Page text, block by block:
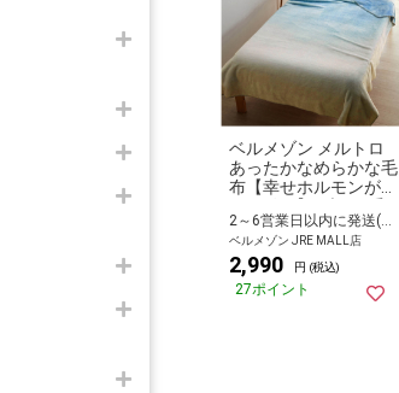
ベルメゾン メルトロ
あったかなめらかな毛
布【幸せホルモンが出
シングル
2～6営業日以内に発送(長期休暇除く)
ベルメゾン JRE MALL店
2,990 円 (税込)
27ポイント